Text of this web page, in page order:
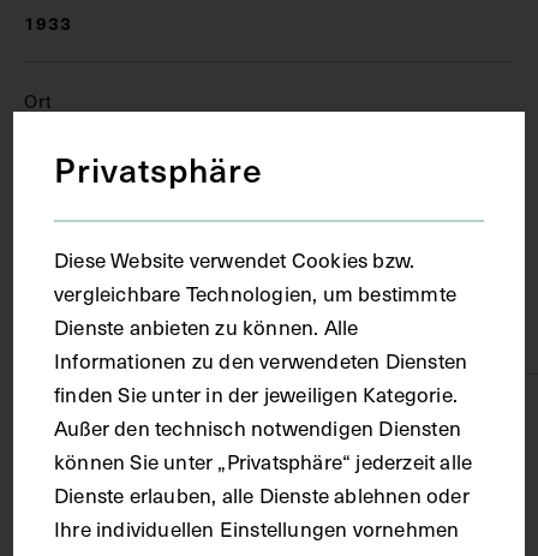
1933
Ort
Forlì
Material
Karton
Druck
Privatsphäre
Diese Website verwendet Cookies bzw.
vergleichbare Technologien, um bestimmte
Dienste anbieten zu können. Alle
Informationen zu den verwendeten Diensten
finden Sie unter in der jeweiligen Kategorie.
Außer den technisch notwendigen Diensten
können Sie unter „Privatsphäre“ jederzeit alle
Dienste erlauben, alle Dienste ablehnen oder
Ihre individuellen Einstellungen vornehmen